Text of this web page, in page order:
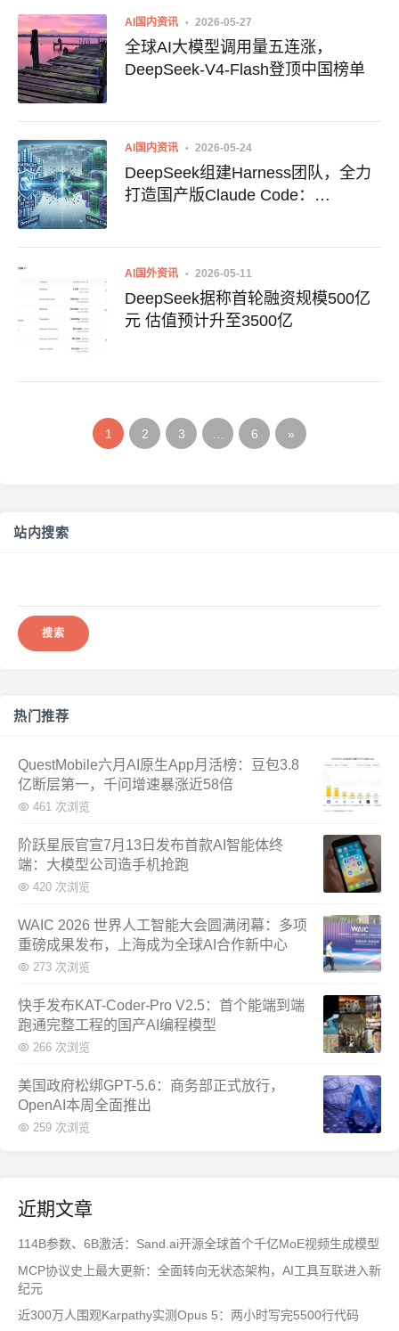
AI国内资讯 2026-05-27
全球AI大模型调用量五连涨，
DeepSeek-V4-Flash登顶中国榜单
AI国内资讯 2026-05-24
DeepSeek组建Harness团队，全力
打造国产版Claude Code：
AI国外资讯 2026-05-11
DeepSeek据称首轮融资规模500亿
元 估值预计升至3500亿
1 2 3 6 »
站内搜索
热门推荐
QuestMobile六月AI原生App月活榜：豆包3.8
亿断层第一，千问增速暴涨近58倍
461 次浏览
阶跃星辰官宣7月13日发布首款AI智能体终
端：大模型公司造手机抢跑
420 次浏览
WAIC 2026 世界人工智能大会圆满闭幕：多项
重磅成果发布，上海成为全球AI合作新中心
273 次浏览
快手发布KAT-Coder-Pro V2.5：首个能端到端
跑通完整工程的国产AI编程模型
266 次浏览
美国政府松绑GPT-5.6：商务部正式放行，
OpenAI本周全面推出
259 次浏览
近期文章
114B参数、6B激活：Sand.ai开源全球首个千亿MoE视频生成模型
MCP协议史上最大更新：全面转向无状态架构，AI工具互联进入新
纪元
近300万人围观Karpathy实测Opus 5：两小时写完5500行代码